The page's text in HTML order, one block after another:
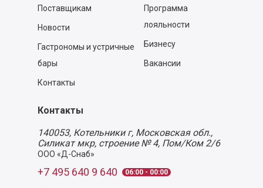
Поставщикам
Новости
Гастрономы и устричные
бары
Контакты
Программа
лояльности
Бизнесу
Вакансии
Контакты
140053, Котельники г, Московская обл.,
Силикат мкр, строение № 4, Пом/Ком 2/6
ООО «Д-Снаб»
+7 495 640 9 640 06:00 - 00:00